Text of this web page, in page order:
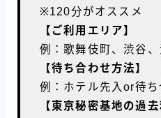
※120分がオススメ
【ご利用エリア】
例：歌舞伎町、渋谷
【待ち合わせ方法】
例：ホテル先入or待ち
【東京秘密基地の過